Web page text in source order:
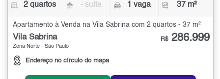
2 quartos - suíte 1 vaga 37 m²
Apartamento à Venda na Vila Sabrina com 2 quartos - 37 m²
Vila Sabrina
Zona Norte - São Paulo
Endereço no círculo do mapa
R$ 286.999